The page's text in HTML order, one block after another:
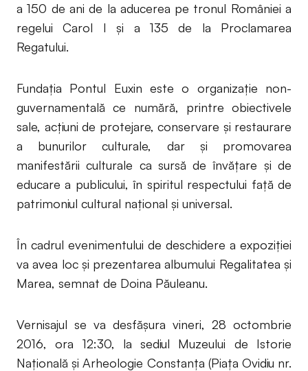
a 150 de ani de la aducerea pe tronul României a
regelui Carol I şi a 135 de la Proclamarea
Regatului.
Fundația Pontul Euxin este o organizație non-
guvernamentală ce numără, printre obiectivele
sale, acțiuni de protejare, conservare și restaurare
a bunurilor culturale, dar și promovarea
manifestării culturale ca sursă de învățare și de
educare a publicului, în spiritul respectului față de
patrimoniul cultural național și universal.
În cadrul evenimentului de deschidere a expoziției
va avea loc și prezentarea albumului Regalitatea și
Marea, semnat de Doina Păuleanu.
Vernisajul se va desfăşura vineri, 28 octombrie
2016, ora 12:30, la sediul Muzeului de Istorie
Națională și Arheologie Constanța (Piața Ovidiu nr.